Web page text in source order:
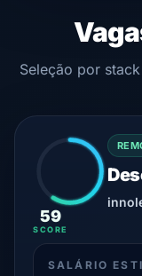
Seleção por
59
SCORE
SALÁRIO